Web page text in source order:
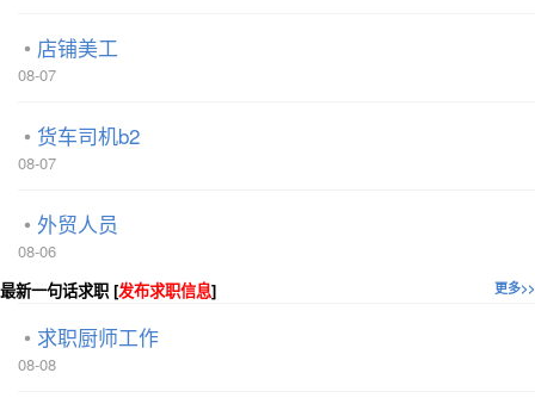
店铺美工
08-07
货车司机b2
08-07
外贸人员
08-06
更多>>
最新一句话求职 [发布求职信息]
求职厨师工作
08-08